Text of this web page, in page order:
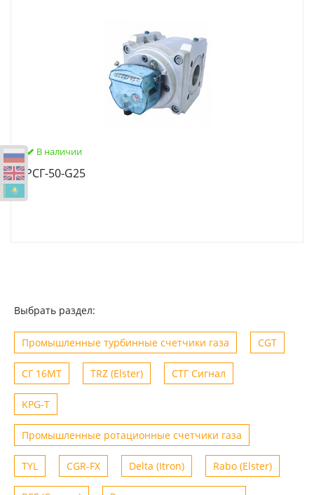
В наличии
РСГ-50-G25
Выбрать раздел:
Промышленные турбинные счетчики газа CGT
СГ 16МТ TRZ (Elster) СТГ Сигнал
KPG-T
Промышленные ротационные счетчики газа
TYL CGR-FX Delta (Itron) Rabo (Elster)